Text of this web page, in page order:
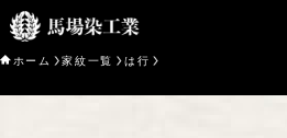
ホーム 家紋一覧 は行